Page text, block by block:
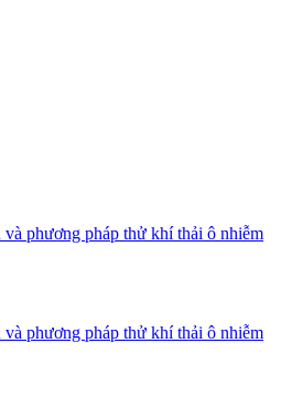
phương pháp thử khí thải ô nhiễm
phương pháp thử khí thải ô nhiễm